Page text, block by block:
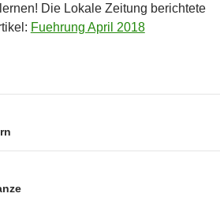
Die Lokale Zeitung berichtete
Fuehrung April 2018